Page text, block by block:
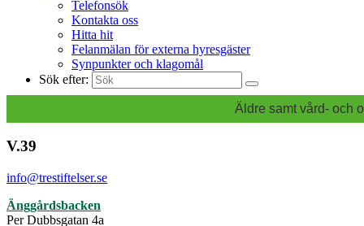
Telefonsök
Kontakta oss
Hitta hit
Felanmälan för externa hyresgäster
Synpunkter och klagomål
Sök efter:
Äldre samt vård- och
V.39
info@trestiftelser.se
Änggårdsbacken
Per Dubbsgatan 4a